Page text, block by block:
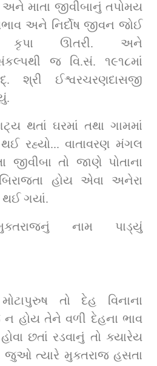
માતા જીવીબાનું તપોમય
અને નિર્દોષ જીવન જોઈ
કૃપા ઊતરી. અને
જ વિ.સં. ૧૯૧૮માં
થતાં ઘરમાં તથા ગામમાં
રહ્યો... વાતાવરણ મંગલ
તો જાણે પોતાના
બિરાજતા હોય એવા અનેરા
થઈ ગયાં.
નામ પાડ્યું
તો દેહ વિનાના
હોય તેને વળી દેહના ભાવ
છતાં રડવાનું તો ક્યારેય
જુઓ ત્યારે મુક્તરાજ હસતા